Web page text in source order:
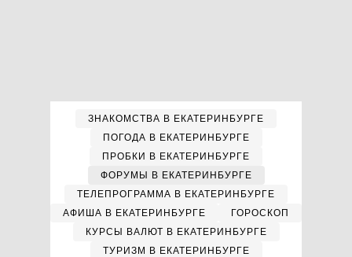
ЗНАКОМСТВА В ЕКАТЕРИНБУРГЕ
ПОГОДА В ЕКАТЕРИНБУРГЕ
ПРОБКИ В ЕКАТЕРИНБУРГЕ
ФОРУМЫ В ЕКАТЕРИНБУРГЕ
ТЕЛЕПРОГРАММА В ЕКАТЕРИНБУРГЕ
АФИША В ЕКАТЕРИНБУРГЕ
ГОРОСКОП
КУРСЫ ВАЛЮТ В ЕКАТЕРИНБУРГЕ
ТУРИЗМ В ЕКАТЕРИНБУРГЕ